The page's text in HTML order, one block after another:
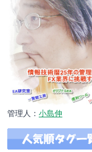
管理人： 小島伸